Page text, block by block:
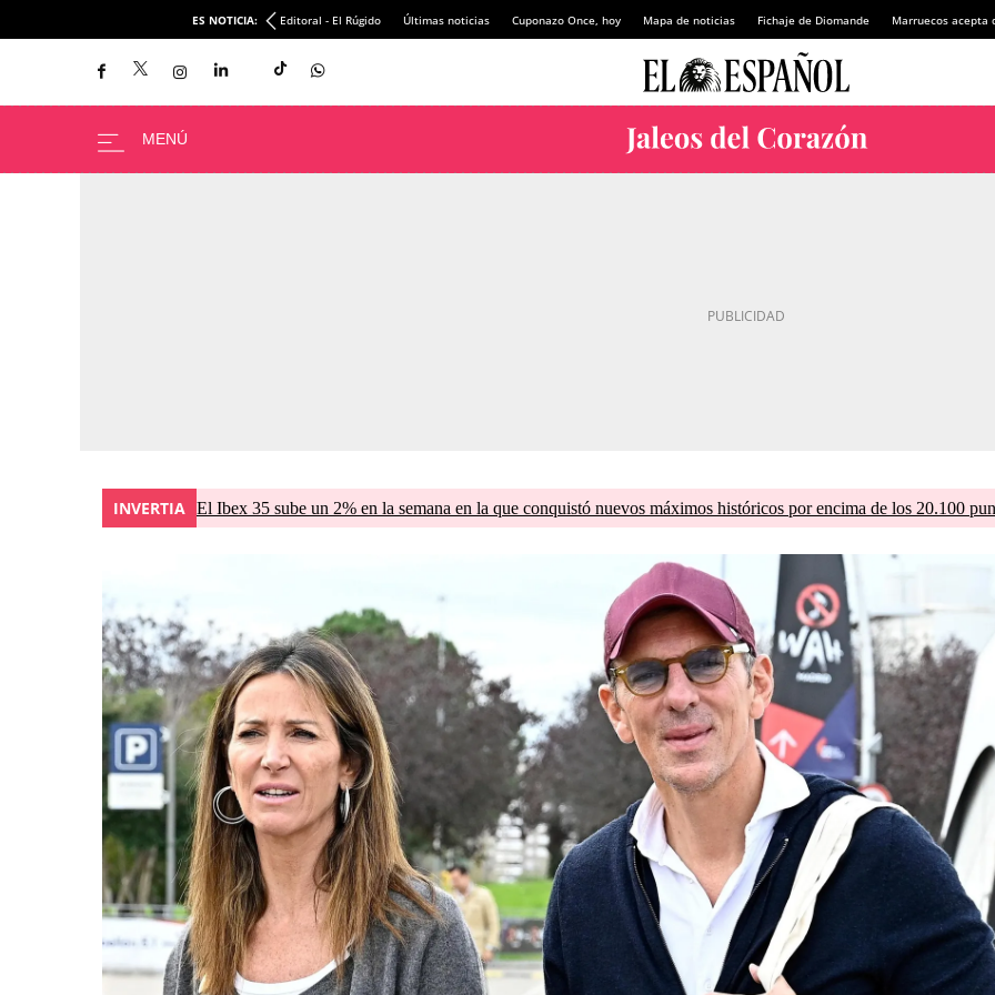
ES NOTICIA: Editoral - El Rúgido Últimas noticias Cuponazo Once, hoy Mapa de noticias Fichaje de Diomande Marruecos acepta
INVERTIA El Ibex 35 sube un 2% en la semana en la que conquistó nuevos máximos históricos por encima de los 20.100